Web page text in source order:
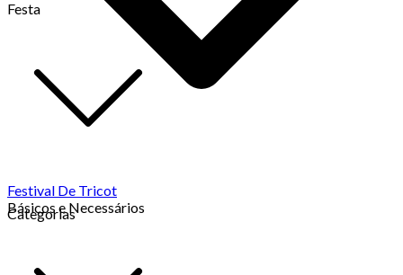
Festa
Festival De Tricot
Básicos e Necessários
Categorias